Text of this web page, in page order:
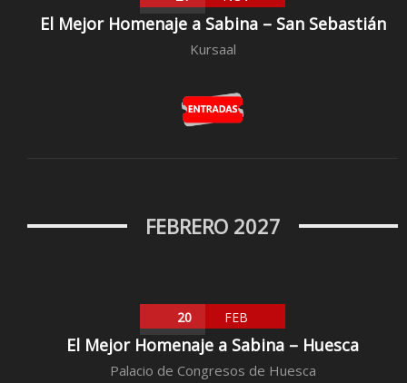
El Mejor Homenaje a Sabina – San Sebastián
Kursaal
FEBRERO 2027
20 FEB
El Mejor Homenaje a Sabina – Huesca
Palacio de Congresos de Huesca